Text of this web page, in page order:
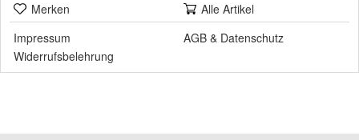
Merken
Alle Artikel
Impressum
AGB & Datenschutz
Widerrufsbelehrung